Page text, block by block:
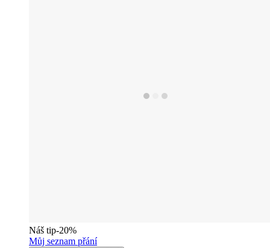
Náš tip-20%
Můj seznam přání